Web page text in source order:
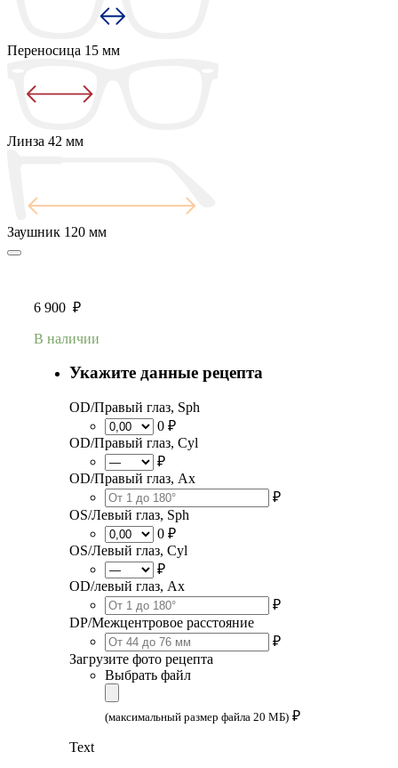
Переносица 15 мм
Линза 42 мм
Заушник 120 мм
6 900 ₽
В наличии
Укажите данные рецепта
OD/Правый глаз, Sph
0 ₽
OD/Правый глаз, Cyl
₽
OD/Правый глаз, Ax
₽
OS/Левый глаз, Sph
0 ₽
OS/Левый глаз, Cyl
₽
OD/левый глаз, Ax
₽
DP/Межцентровое расстояние
₽
Загрузите фото рецепта
Выбрать файл
(максимальный размер файла 20 МБ) ₽
Text